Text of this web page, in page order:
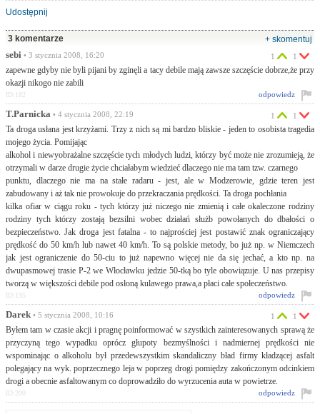
Udostępnij
3 komentarze
+ skomentuj
sebi • 3 stycznia 2008, 16:20
zapewne gdyby nie byli pijani by zginęli a tacy debile mają zawsze szczęście dobrze,że przy
okazji nikogo nie zabili
1 1
odpowiedz
ID:182
T.Parnicka • 4 stycznia 2008, 22:19
Ta droga usłana jest krzyżami. Trzy z nich są mi bardzo bliskie - jeden to osobista tragedia
mojego życia. Pomijając
alkohol i niewyobrażalne szczęście tych młodych ludzi, którzy być może nie zrozumieją, że
otrzymali w darze drugie życie chciałabym wiedzieć dlaczego nie ma tam tzw. czarnego
punktu, dlaczego nie ma na stałe radaru - jest, ale w Modzerowie, gdzie teren jest
zabudowany i aż tak nie prowokuje do przekraczania prędkości. Ta droga pochłania
kilka ofiar w ciągu roku - tych którzy już niczego nie zmienią i całe okaleczone rodziny
rodziny tych którzy zostają bezsilni wobec działań służb powołanych do dbałości o
bezpieczeństwo. Jak droga jest fatalna - to najprościej jest postawić znak ograniczający
prędkość do 50 km/h lub nawet 40 km/h. To są polskie metody, bo już np. w Niemczech
jak jest ograniczenie do 50-ciu to już napewno więcej nie da się jechać, a kto np. na
dwupasmowej trasie P-2 we Włocławku jedzie 50-tką bo tyle obowiązuje. U nas przepisy
tworzą w większości debile pod osłoną kulawego prawa,a płaci całe społeczeństwo.
1 1
odpowiedz
ID:195
Darek • 5 stycznia 2008, 10:16
Byłem tam w czasie akcji i pragnę poinformować w szystkich zainteresowanych sprawą że
przyczyną tego wypadku oprócz głupoty bezmyślności i nadmiernej prędkości nie
wspominając o alkoholu był przedewszystkim skandaliczny bład firmy kładzącej asfalt
polegający na wyk. poprzecznego leja w poprzeg drogi pomiędzy zakończonym odcinkiem
drogi a obecnie asfaltowanym co doprowadziło do wyrzucenia auta w powietrze.
1 1
odpowiedz
ID:200